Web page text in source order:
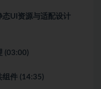
UI资源与适配设计
(03:00)
件 (14:35)